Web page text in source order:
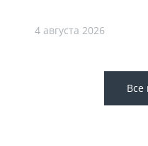
4 августа 2026
Все